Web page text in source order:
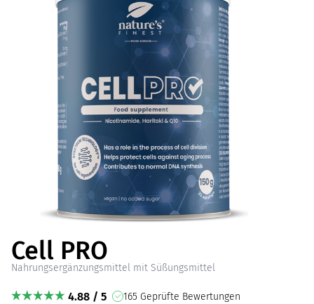
Cell PRO
Nahrungsergänzungsmittel mit Süßungsmittel
4.88 / 5 165 Geprüfte Bewertungen